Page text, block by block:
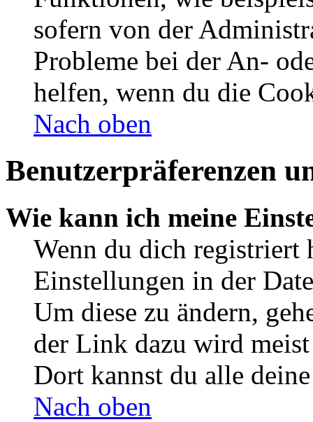
sofern von der
Probleme bei der An-
helfen, wenn du die
Nach oben
Benutzerpräferenzen
Wie kann ich meine
Wenn du dich registriert
Einstellungen in der
Um diese zu ändern,
der Link dazu wird
Dort kannst du alle
Nach oben